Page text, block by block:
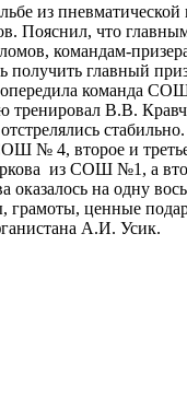
из
что главным
командам-
получить главный
команда СОШ
В.В.
№ 4, второе и
из СОШ №1, а
на одну
ценные
А.И. Усик.